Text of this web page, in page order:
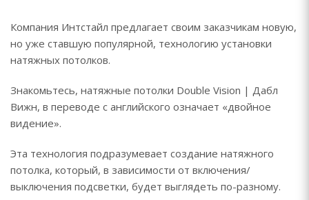
Компания Интстайл предлагает своим заказчикам новую,
но уже ставшую популярной, технологию установки
натяжных потолков.
Знакомьтесь, натяжные потолки Double Vision | Дабл
Вижн, в переводе с английского означает «двойное
видение».
Эта технология подразумевает создание натяжного
потолка, который, в зависимости от включения/
выключения подсветки, будет выглядеть по-разному.